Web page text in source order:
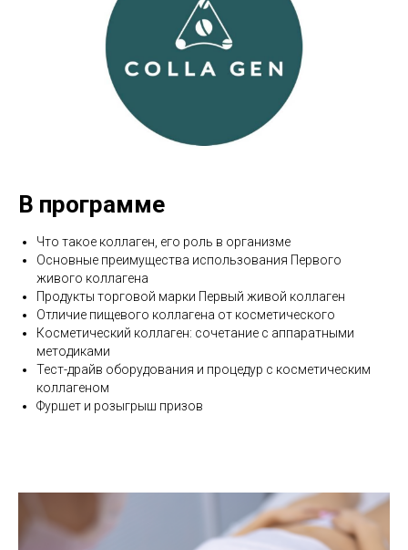
В программе
Что такое коллаген, его роль в организме
Основные преимущества использования Первого
живого коллагена
Продукты торговой марки Первый живой коллаген
Отличие пищевого коллагена от косметического
Косметический коллаген: сочетание с аппаратными
методиками
Тест-драйв оборудования и процедур с косметическим
коллагеном
Фуршет и розыгрыш призов